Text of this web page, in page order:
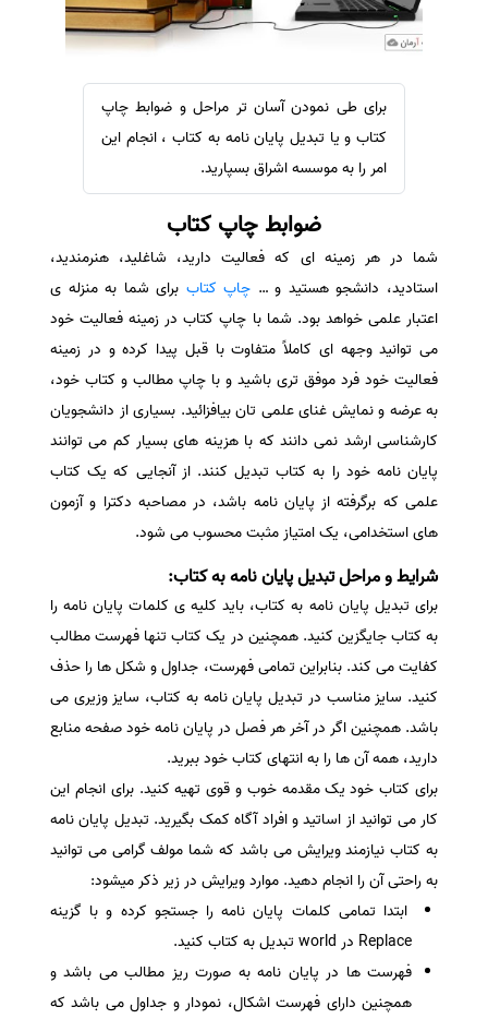
ترجمه عربی به فارسی
مشاهده همه زبان ها
سفارش ویرایش
سفارش پارافریز
سفارش فرمت‌بندی
سفارش کاهش کمیت
سفارش معرفی مجله
سفارش معرفی مقاله
سفارش معرفی کتاب
سفارش چکیده مبسوط
سفارش ترجمه مولتی‌مدیا
سفارش گویندگی
سفارش تولید محتوا
سفارش ترجمه همزمان
سفارش چکیده گرافیکی
سفارش تهیه کاورلتر
سفارش انگیزه‌نامه‌SOP
برای طی نمودن آسان تر مراحل و ضوابط چاپ
کتاب و یا تبدیل پایان نامه به کتاب ، انجام این
امر را به موسسه اشراق بسپارید.
ضوابط چاپ کتاب
شما در هر زمینه ای که فعالیت دارید، شاغلید، هنرمندید،
استادید، دانشجو هستید و … چاپ کتاب برای شما به منزله ی
اعتبار علمی خواهد بود. شما با چاپ کتاب در زمینه فعالیت خود
می توانید وجهه ای کاملاً متفاوت با قبل پیدا کرده و در زمینه
فعالیت خود فرد موفق تری باشید و با چاپ مطالب و کتاب خود،
به عرضه و نمایش غنای علمی تان بیافزائید. بسیاری از دانشجویان
کارشناسی ارشد نمی دانند که با هزینه های بسیار کم می توانند
پایان نامه خود را به کتاب تبدیل کنند. از آنجایی که یک کتاب
علمی که برگرفته از پایان نامه باشد، در مصاحبه دکترا و آزمون
های استخدامی، یک امتیاز مثبت محسوب می شود.
شرایط و مراحل تبدیل پایان نامه به کتاب:
برای تبدیل پایان نامه به کتاب، باید کلیه ی کلمات پایان نامه را
به کتاب جایگزین کنید. همچنین در یک کتاب تنها فهرست مطالب
کفایت می کند. بنابراین تمامی فهرست، جداول و شکل ها را حذف
کنید. سایز مناسب در تبدیل پایان نامه به کتاب، سایز وزیری می
باشد. همچنین اگر در آخر هر فصل در پایان نامه خود صفحه منابع
دارید، همه آن ها را به انتهای کتاب خود ببرید.
برای کتاب خود یک مقدمه خوب و قوی تهیه کنید. برای انجام این
کار می توانید از اساتید و افراد آگاه کمک بگیرید. تبدیل پایان نامه
به کتاب نیازمند ویرایش می باشد که شما مولف گرامی می توانید
به راحتی آن را انجام دهید. موارد ویرایش در زیر ذکر میشود:
ابتدا تمامی کلمات پایان نامه را جستجو کرده و با گزینه
Replace در world تبدیل به کتاب کنید.
فهرست ها در پایان نامه به صورت ریز مطالب می باشد و
همچنین دارای فهرست اشکال، نمودار و جداول می باشد که